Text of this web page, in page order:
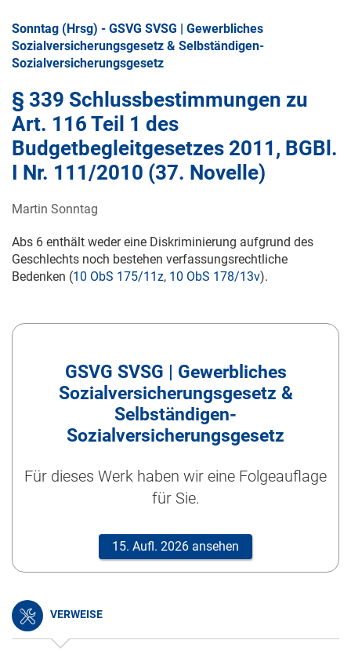
Sonntag (Hrsg) - GSVG SVSG | Gewerbliches
Sozialversicherungsgesetz & Selbständigen-
Sozialversicherungsgesetz
§ 339 Schlussbestimmungen zu
Art. 116 Teil 1 des
Budgetbegleitgesetzes 2011, BGBl.
I Nr. 111/2010 (37. Novelle)
Martin Sonntag
Abs 6 enthält weder eine Diskriminierung aufgrund des
Geschlechts noch bestehen verfassungsrechtliche
Bedenken (10 ObS 175/11z, 10 ObS 178/13v).
GSVG SVSG | Gewerbliches
Sozialversicherungsgesetz &
Selbständigen-
Sozialversicherungsgesetz
Für dieses Werk haben wir eine Folgeauflage
für Sie.
15. Aufl. 2026 ansehen
VERWEISE